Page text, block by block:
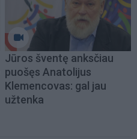
Jūros šventę anksčiau
puošęs Anatolijus
Klemencovas: gal jau
užtenka